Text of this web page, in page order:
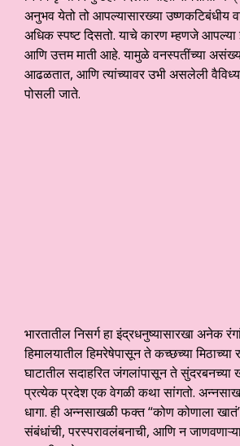
अनुभव येतो तो आपल्यासारख्या उष्णकटिबंधीय
अधिक स्पष्ट दिसतो. याचे कारण म्हणजे आपल्या
आणि उत्तम माती आहे. यामुळे वनस्पतींच्या
आढळतात, आणि त्यांच्यावर उभी असलेली
पोसली जाते.
भारतातील निसर्ग हा इंद्रधनुष्यासारखा अनेक
हिमालयातील हिमरेषेपासून ते कच्छच्या मिठाच्या
घाटातील सदाहरित जंगलांपासून ते सुंदरबनच्या
प्रत्येक प्रदेश एक वेगळी कथा सांगतो.
धागा. ही अन्नसाखळी फक्त “कोण कोणाला
संबंधांची, परस्परावलंबनाची, आणि न